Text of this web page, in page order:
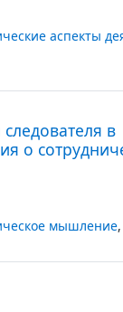
аспекты
в
о
мышление,